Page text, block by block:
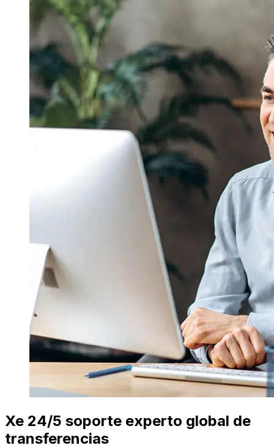
Xe 24/5 soporte experto global de
transferencias